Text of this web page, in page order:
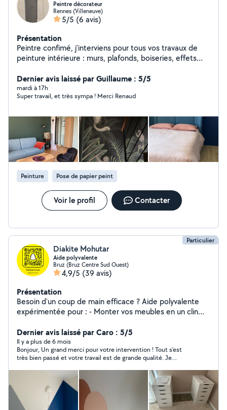
Peintre décorateur
Rennes (Villeneuve)
5/5 (6 avis)
Présentation
Peintre confimé, j'interviens pour tous vos travaux de
peinture intérieure : murs, plafonds, boiseries, effets
Saint Malo.
Dernier avis laissé par Guillaume : 5/5
mardi à 17h
Super travail, et très sympa ! Merci Renaud
Peinture Pose de papier peint
Voir le profil Contacter
Particulier
Diakite Mohutar
Aide polyvalente
Bruz (Bruz Centre Sud Ouest)
4,9/5 (39 avis)
Présentation
Besoin d'un coup de main efficace ? Aide polyvalente
expérimentée pour : - Monter vos meubles en un clin
mesure, - Rénover vos murs (peinture intérieure), -
Régler vos petits soucis de bricolage, - Entretenir votre
jardin (tonte, taille légère). Travail soigné, sans dégâts ni
stress. Déplacement inclus sur Rennes et alentours
25km. Devis gratuit et réactivité !
Dernier avis laissé par Caro : 5/5
Il y a plus de 6 mois
Bonjour, Un grand merci pour votre intervention ! Tout s’est
très bien passé et votre travail est de grande qualité. Je
sur AlloVoisins. Bonne journée !